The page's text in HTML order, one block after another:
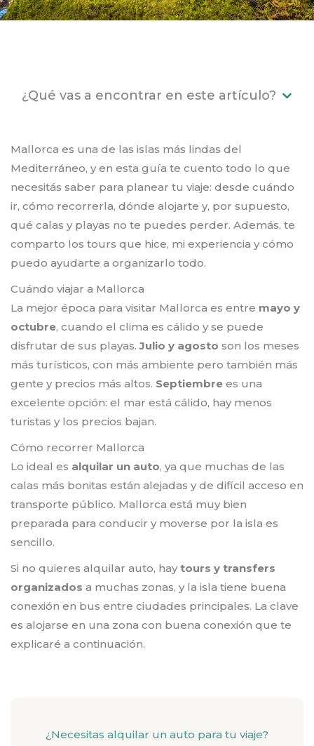
¿Qué vas a encontrar en este artículo?
Mallorca es una de las islas más lindas del
Mediterráneo, y en esta guía te cuento todo lo que
necesitás saber para planear tu viaje: desde cuándo
ir, cómo recorrerla, dónde alojarte y, por supuesto,
qué calas y playas no te puedes perder. Además, te
comparto los tours que hice, mi experiencia y cómo
puedo ayudarte a organizarlo todo.
Cuándo viajar a Mallorca
La mejor época para visitar Mallorca es entre mayo y
octubre, cuando el clima es cálido y se puede
disfrutar de sus playas.Julio y agosto son los meses
más turísticos, con más ambiente pero también más
gente y precios más altos. Septiembre es una
excelente opción: el mar está cálido, hay menos
turistas y los precios bajan.
Cómo recorrer Mallorca
Lo ideal es alquilar un auto, ya que muchas de las
calas más bonitas están alejadas y de difícil acceso en
transporte público. Mallorca está muy bien
preparada para conducir y moverse por la isla es
sencillo.
Si no quieres alquilar auto, hay tours y transfers
organizados a muchas zonas, y la isla tiene buena
conexión en bus entre ciudades principales. La clave
es alojarse en una zona con buena conexión que te
explicaré a continuación.
¿Necesitas alquilar un auto para tu viaje?